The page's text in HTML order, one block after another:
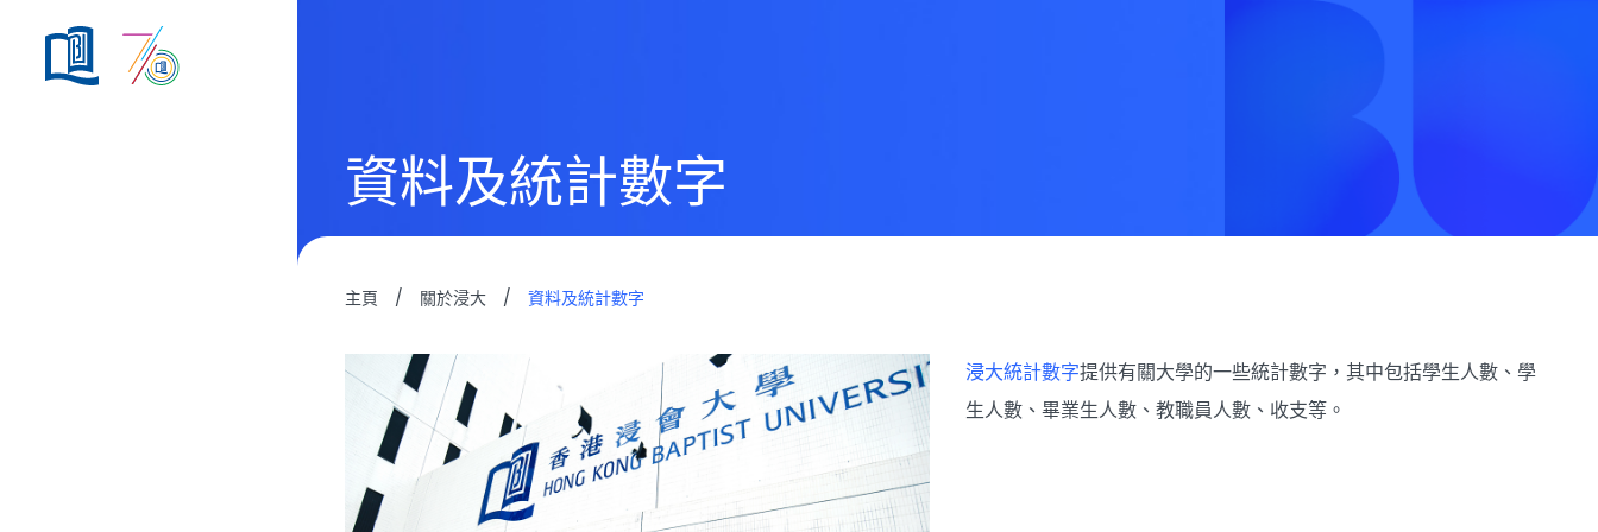
資料及統計數字
主頁 / 關於浸大 / 資料及統計數字
浸大統計數字提供有關大學的一些統計數字，其中包括學生人數、學
生人數、畢業生人數、教職員人數、收支等。